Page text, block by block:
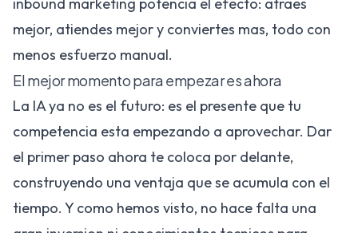
mejor, atiendes mejor y conviertes mas, todo con
menos esfuerzo manual.
El mejor momento para empezar es ahora
La IA ya no es el futuro: es el presente que tu
competencia esta empezando a aprovechar. Dar
el primer paso ahora te coloca por delante,
construyendo una ventaja que se acumula con el
tiempo. Y como hemos visto, no hace falta una